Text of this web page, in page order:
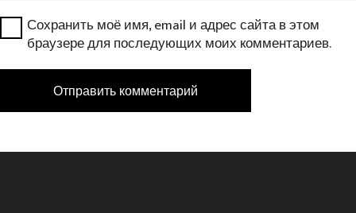
Сохранить моё имя, email и адрес сайта в этом
браузере для последующих моих комментариев.
Отправить комментарий